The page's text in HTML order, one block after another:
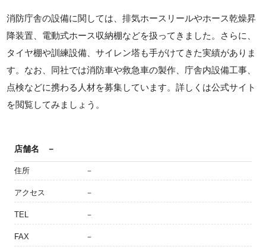
消防庁舎の設備に関しては、排気ホースリールやホース乾燥昇
降装置、電動式ホース収納棚などを扱ってきました。さらに、
タイヤ棚や訓練設備、サイレン塔も手がけてきた実績がありま
す。なお、同社では消防車や救急車の製作、庁舎内設備工事、
点検などに携わる人材を募集しています。詳しくは公式サイト
を閲覧してみましょう。
店舗名 －
住所 －
アクセス －
TEL －
FAX －